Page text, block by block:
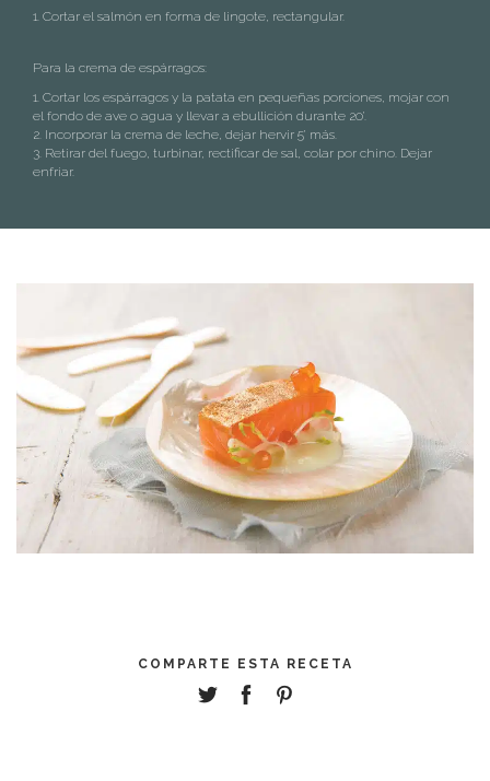
1. Cortar el salmón en forma de lingote, rectangular.
Para la crema de espárragos:
1. Cortar los espárragos y la patata en pequeñas porciones, mojar con
el fondo de ave o agua y llevar a ebullición durante 20’.
2. Incorporar la crema de leche, dejar hervir 5’ más.
3. Retirar del fuego, turbinar, rectificar de sal, colar por chino. Dejar
enfriar.
COMPARTE ESTA RECETA